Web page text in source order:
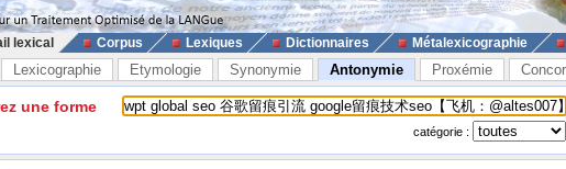
lexical Corpus Lexiques Dictionnaires Métalexicographie
Lexicographie Etymologie Synonymie Antonymie Proxémie
une forme
catégorie :